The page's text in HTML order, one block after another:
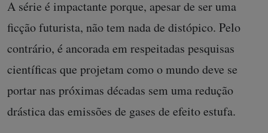
A série é impactante porque, apesar de ser uma
ficção futurista, não tem nada de distópico. Pelo
contrário, é ancorada em respeitadas pesquisas
científicas que projetam como o mundo deve se
portar nas próximas décadas sem uma redução
drástica das emissões de gases de efeito estufa.